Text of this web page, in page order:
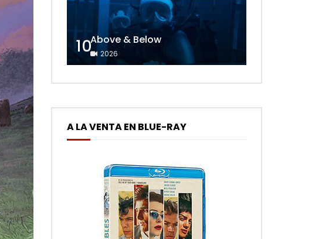
10Above & Below
2026
A LA VENTA EN BLUE-RAY